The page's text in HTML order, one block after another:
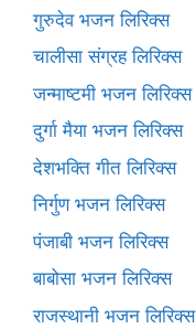
गुरुदेव भजन लिरिक्स
चालीसा संग्रह लिरिक्स
जन्माष्टमी भजन लिरिक्स
दुर्गा मैया भजन लिरिक्स
देशभक्ति गीत लिरिक्स
निर्गुण भजन लिरिक्स
पंजाबी भजन लिरिक्स
बाबोसा भजन लिरिक्स
राजस्थानी भजन लिरिक्स